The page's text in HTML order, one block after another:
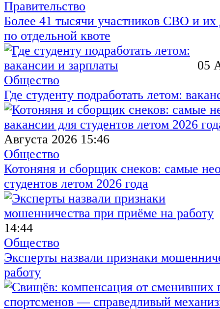
Правительство
Более 41 тысячи участников СВО и их
по отдельной квоте
05
Общество
Где студенту подработать летом:
Августа 2026 15:46
Общество
Котоняня и сборщик снеков: самые
студентов летом 2026 года
14:44
Общество
Эксперты назвали признаки
работу